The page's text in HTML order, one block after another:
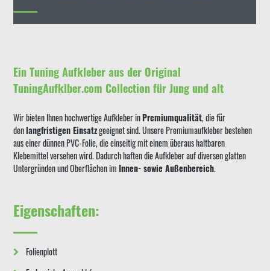
Ein Tuning Aufkleber aus der Original
TuningAufklber.com Collection für Jung und alt
Wir bieten Ihnen hochwertige Aufkleber inPremiumqualität, die für
denlangfristigen Einsatzgeeignet sind. Unsere Premiumaufkleber bestehen
aus einer dünnen PVC-Folie, die einseitig mit einem überaus haltbaren
Klebemittel versehen wird. Dadurch haften die Aufkleber auf diversen glatten
Untergründen und Oberflächen imInnen- sowie Außenbereich.
Eigenschaften:
Folienplott